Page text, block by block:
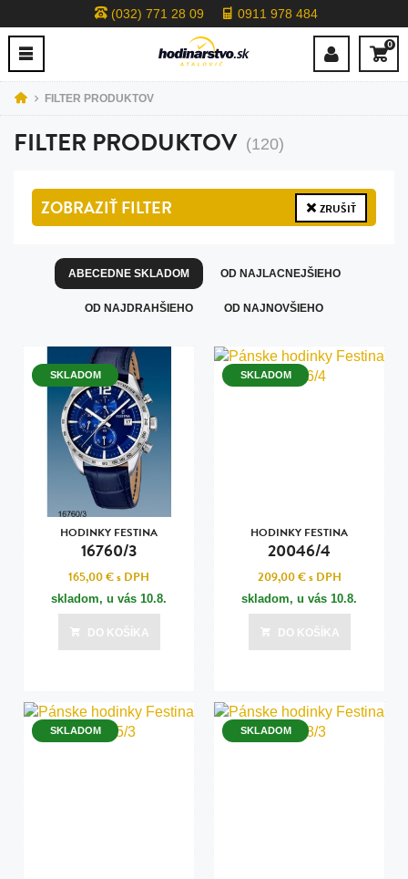
(032) 771 28 09 0911 978 484
0
FILTER PRODUKTOV
FILTER PRODUKTOV (120)
ZOBRAZIŤFILTER ZRUŠIŤ
ABECEDNE SKLADOM OD NAJLACNEJŠIEHO
OD NAJDRAHŠIEHO OD NAJNOVŠIEHO
SKLADOM
HODINKY FESTINA
16760/3
165,00 €s DPH
skladom, u vás 10.8.
DO KOŠÍKA
SKLADOM
HODINKY FESTINA
20046/4
209,00 €s DPH
skladom, u vás 10.8.
DO KOŠÍKA
SKLADOM SKLADOM